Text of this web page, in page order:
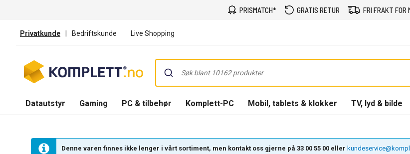
PRISMATCH* GRATIS RETUR FRI FRAKT FOR
Privatkunde | Bedriftskunde Live Shopping
Datautstyr Gaming PC & tilbehør Komplett-PC Mobil, tablets & klokker TV, lyd & bilde
Denne varen finnes ikke lenger i vårt sortiment, men kontakt oss gjerne på 33 00 55 00 eller